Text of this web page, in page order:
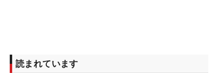
読まれています